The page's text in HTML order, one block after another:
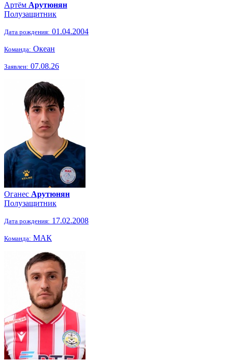
Артём Арутюнян
Полузащитник
Дата рождения: 01.04.2004
Команда: Океан
Заявлен: 07.08.26
Оганес Арутюнян
Полузащитник
Дата рождения: 17.02.2008
Команда: МАК